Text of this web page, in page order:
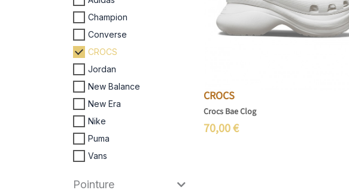
Champion
Converse
CROCS
Jordan
New Balance
New Era
Nike
Puma
Vans
Pointure
CROCS
Crocs Bae Clog
70,00€